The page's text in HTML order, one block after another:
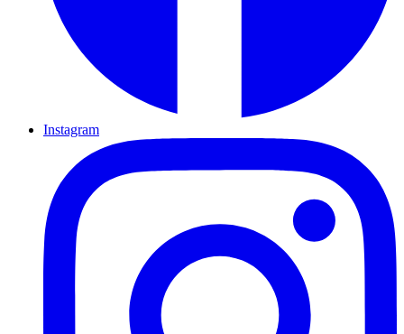
Instagram